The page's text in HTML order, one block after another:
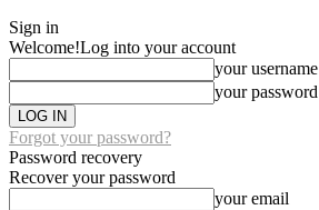
Sign in
Welcome!Log into your account
your username
your password
Forgot your password?
Password recovery
Recover your password
your email